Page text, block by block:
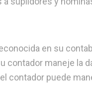
en su
contador maneje la
contador puede